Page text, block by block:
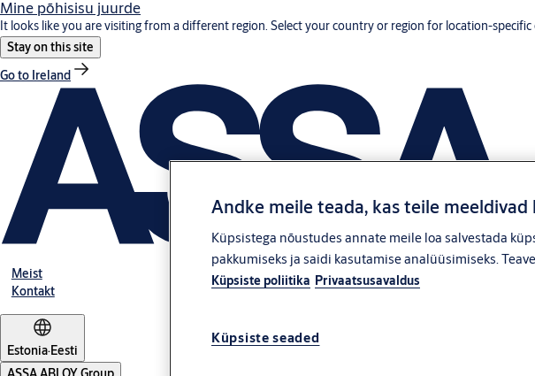
Mine põhisisu juurde
It looks like you are visiting from a different region. Select your country or region for location-specific
Stay on this site
Go to Ireland
Meist
Kontakt
Estonia·Eesti
Andke meile teada, kas teile meeldivad
Küpsistega nõustudes annate meile loa salvestada
pakkumiseks ja saidi kasutamise analüüsimiseks.
Küpsiste poliitika Privaatsusavaldus
Küpsiste seaded